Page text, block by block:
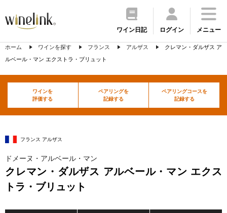
ワイン日記 ログイン メニュー
ホーム ワインを探す フランス アルザス
クレマン・ダルザス ア
ルベール・マン エクストラ・ブリュット
ワインを
評価する
ペアリングを
記録する
ペアリングコースを
記録する
フランス アルザス
ドメーヌ・アルベール・マン
クレマン・ダルザス アルベール・マン エクス
トラ・ブリュット